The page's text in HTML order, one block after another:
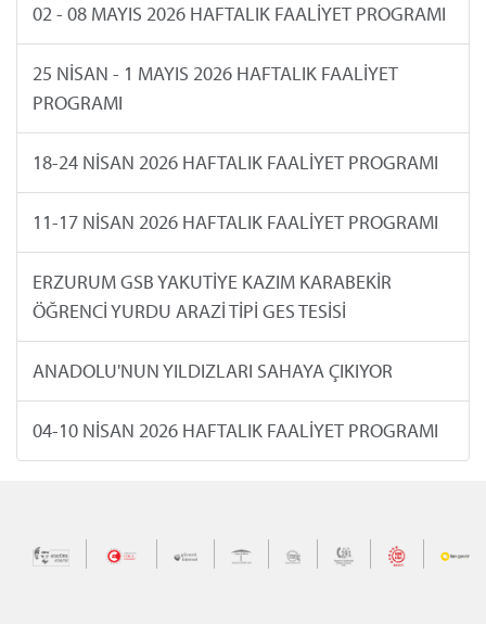
02 - 08 MAYIS 2026 HAFTALIK FAALİYET PROGRAMI
25 NİSAN - 1 MAYIS 2026 HAFTALIK FAALİYET
PROGRAMI
18-24 NİSAN 2026 HAFTALIK FAALİYET PROGRAMI
11-17 NİSAN 2026 HAFTALIK FAALİYET PROGRAMI
ERZURUM GSB YAKUTİYE KAZIM KARABEKİR
ÖĞRENCİ YURDU ARAZİ TİPİ GES TESİSİ
ANADOLU'NUN YILDIZLARI SAHAYA ÇIKIYOR
04-10 NİSAN 2026 HAFTALIK FAALİYET PROGRAMI